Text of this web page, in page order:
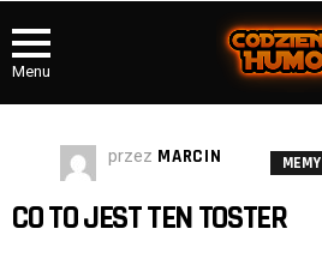
Menu
przez MARCIN MEMY
CO TO JEST TEN TOSTER